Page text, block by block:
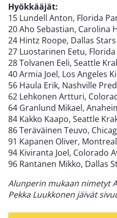
Hyökkääjät:
15 Lundell Anton, Florida
20 Aho Sebastian, Carolina
24 Hintz Roope, Dallas Stars
27 Luostarinen Eetu,
28 Tolvanen Eeli, Seattle
40 Armia Joel, Los Angeles
56 Haula Erik, Nashville
62 Lehkonen Artturi,
64 Granlund Mikael,
84 Kakko Kaapo, Seattle
86 Teräväinen Teuvo,
91 Kapanen Oliver,
94 Kiviranta Joel, Colorado
96 Rantanen Mikko, Dallas
Alunperin mukaan nimetyt
Pekka Luukkonen jäivät